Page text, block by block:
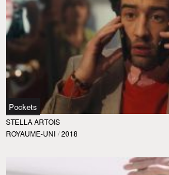
Pockets
STELLA ARTOIS
ROYAUME-UNI / 2018